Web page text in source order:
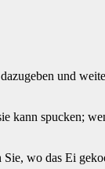
und
kann spucken;
wo das Ei